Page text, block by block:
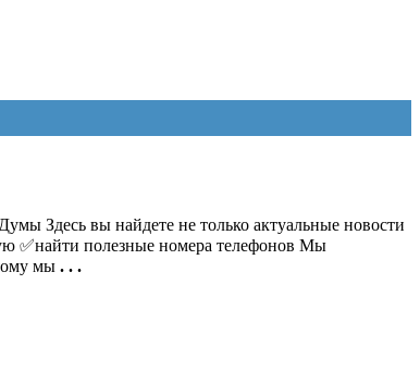
Здесь вы найдете не только актуальные новости
✅найти полезные номера телефонов Мы
мы . . .